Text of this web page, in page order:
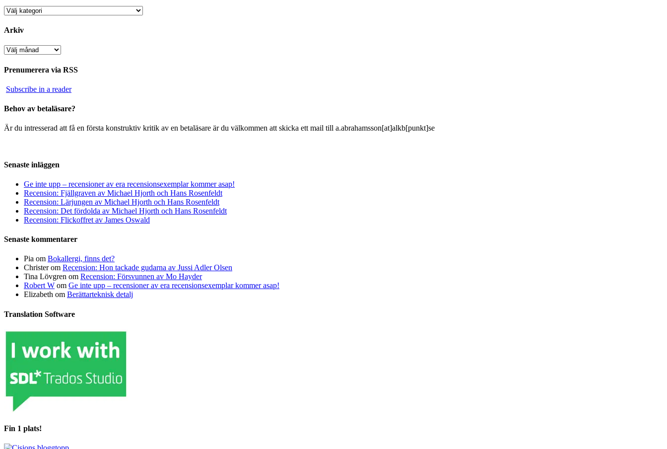
Kategorier
Arkiv
Arkiv
Prenumerera via RSS
Subscribe in a reader
Behov av betaläsare?
Är du intresserad att få en första konstruktiv kritik av en betaläsare är du välkommen att skicka ett mail till a.abrahamsson[at]alkb[punkt]se
Senaste inläggen
Ge inte upp – recensioner av era recensionsexemplar kommer asap!
Recension: Fjällgraven av Michael Hjorth och Hans Rosenfeldt
Recension: Lärjungen av Michael Hjorth och Hans Rosenfeldt
Recension: Det fördolda av Michael Hjorth och Hans Rosenfeldt
Recension: Flickoffret av James Oswald
Senaste kommentarer
Pia om Bokallergi, finns det?
Christerom Recension: Hon tackade gudarna av Jussi Adler Olsen
Tina Lövgren om Recension: Försvunnen av Mo Hayder
Robert W om Ge inte upp – recensioner av era recensionsexemplar kommer asap!
Elizabeth om Berättarteknisk detalj
Translation Software
Fin 1 plats!